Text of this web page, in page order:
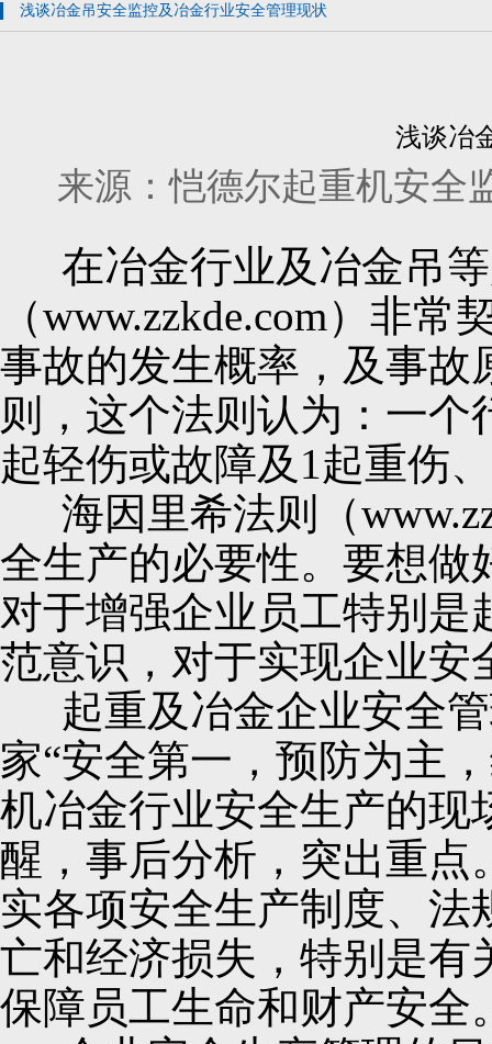
浅谈冶金吊安全监控及冶金行业安全管理现状
浅谈冶
来源：恺德尔起重机安全
在冶金行业及冶金吊
（www.zzkde.com）非
事故的发生概率，及事故
则，这个法则认为：一个
起轻伤或故障及1起重伤
海因里希法则（
全生产的必要性。要想做
对于增强企业员工特别
范意识，对于实现企业
起重及冶金企业安全
家“安全第一，预防为主
机冶金行业安全生产的现
醒，事后分析，突出重点
实各项安全生产制度、
亡和经济损失，特别是有
保障员工生命和财产安